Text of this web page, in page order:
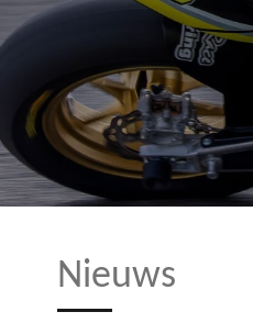
Nieuws